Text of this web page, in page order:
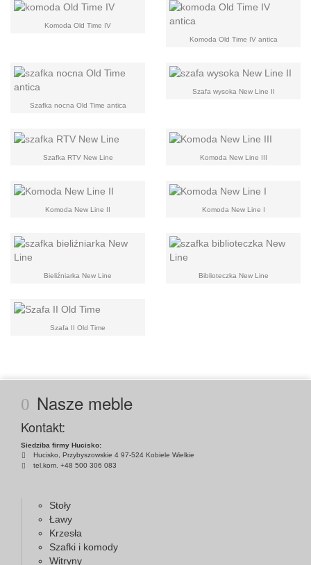
Komoda Old Time IV
Komoda Old Time IV antica
Szafka nocna Old Time antica
Szafa wysoka New Line II
Szafka RTV New Line Komoda New Line III
Komoda New Line II Komoda New Line I
Bieliźniarka New Line Biblioteczka New Line
Szafa II Old Time
Nasze meble
Kontakt:
Siedziba firmy Hucisko:
Hucisko, Przybyszowskie 4 97-524 Kobiele Wielkie
tel.kom. +48 500 306 083
Stoły
Ławy
Krzesła
Szafki i komody
Witryny